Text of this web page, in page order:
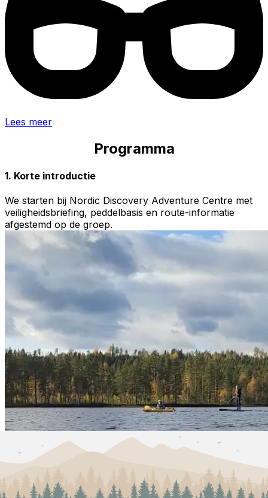
Lees meer
Programma
1. Korte introductie
We starten bij Nordic Discovery Adventure Centre met
veiligheidsbriefing, peddelbasis en route-informatie
afgestemd op de groep.